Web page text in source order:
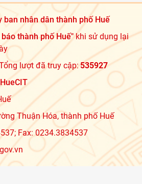
ban nhân dân thành phố Huế
báo thành phố Huế"khi sử dụng lại
lượt đã truy cập:535927
HueCIT
Thuận Hóa, thành phố Huế
Fax: 0234.3834537